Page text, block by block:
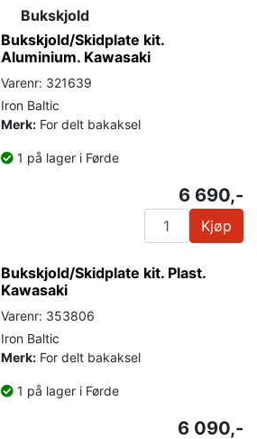
Bukskjold
Bukskjold/Skidplate kit.
Aluminium. Kawasaki
Varenr: 321639
Iron Baltic
Merk: For delt bakaksel
1 på lager i Førde
6 690,-
Kjøp
Bukskjold/Skidplate kit. Plast.
Kawasaki
Varenr: 353806
Iron Baltic
Merk: For delt bakaksel
1 på lager i Førde
6 090,-